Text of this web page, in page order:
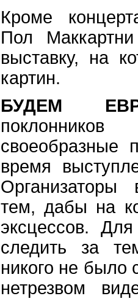
Кроме
Пол
выставку, на
картин.
БУДЕМ
своеобразные
время
тем, дабы на
эксцессов.
следить за
никого не было
нетрезвом